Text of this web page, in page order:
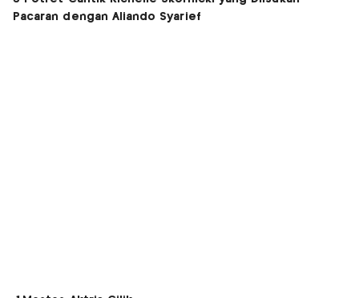
Pacaran dengan Aliando Syarief